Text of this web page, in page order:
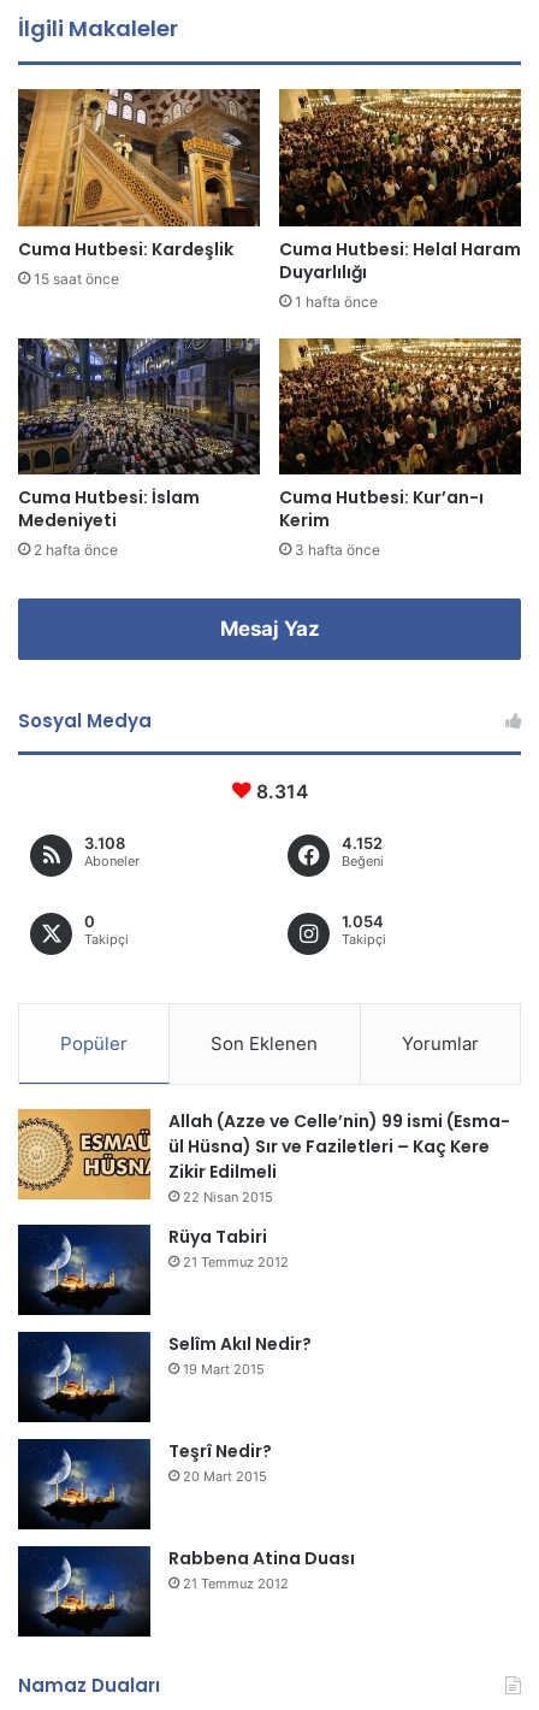
a
d
r
e
s
i
n
i
g
r
i
n
i
z
İlgili Makaleler
Cuma Hutbesi: Kardeşlik
15 saat önce
Cuma Hutbesi: Helal Haram
Duyarlılığı
1 hafta önce
Cuma Hutbesi: İslam
Medeniyeti
2 hafta önce
Cuma Hutbesi: Kur’an-ı
Kerim
3 hafta önce
Mesaj Yaz
Sosyal Medya
8.314
3.108
Aboneler
4.152
Beğeni
0
Takipçi
1.054
Takipçi
Popüler Son Eklenen Yorumlar
Allah (Azze ve Celle’nin) 99 ismi (Esma-
ül Hüsna) Sır ve Faziletleri – Kaç Kere
Zikir Edilmeli
22 Nisan 2015
Rüya Tabiri
21 Temmuz 2012
Selîm Akıl Nedir?
19 Mart 2015
Teşrî Nedir?
20 Mart 2015
Rabbena Atina Duası
21 Temmuz 2012
Namaz Duaları